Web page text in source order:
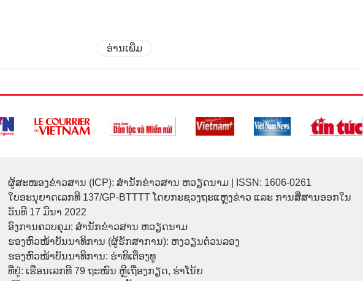
ອ່ານເພີ່ມ
ຜູ້ສະໜອງຂ່າວສານ (ICP): ສຳນັກຂ່າວສານ ຫວຽດນາມ | ISSN: 1606-0261
ໃບອະນຸຍາດເລກທີ 137/GP-BTTTT ໂດຍກະຊວງຖະແຫຼງຂ່າວ ແລະ ການສື່ສານອອກໃນ
ວັນທີ 17 ມີນາ 2022
ອົງການຄວບຄຸມ: ສຳນັກຂ່າວສານ ຫວຽດນາມ
ຮອງຫົວໜ້າບັນນາທິການ (ຜູ້ຮັກສາການ): ຫງວຽນຕ໋ວນລອງ
ຮອງຫົວໜ້າບັນນາທິການ: ຮ່າທິເຕື່ອງທູ
ທີ່ຢູ່: ເຮືອນເລກທີ 79 ຖະໜົນ ຫຼີເຖື່ອງກຽດ, ຮ່າໂນ້ຍ